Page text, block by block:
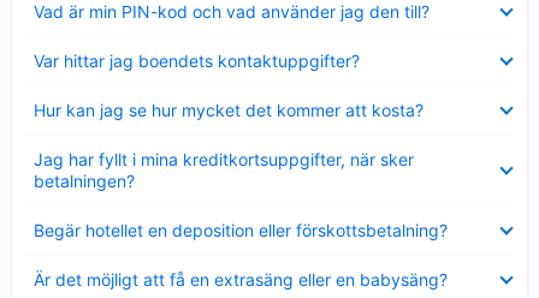
Vad är min PIN-kod och vad använder jag den till?
mindre
Var hittar jag boendets kontaktuppgifter?
mindre
Hur kan jag se hur mycket det kommer att kosta?
mindre
Jag har fyllt i mina kreditkortsuppgifter, när sker
betalningen?
mindre
Begär hotellet en deposition eller förskottsbetalning?
mindre
Är det möjligt att få en extrasäng eller en babysäng?
mindre